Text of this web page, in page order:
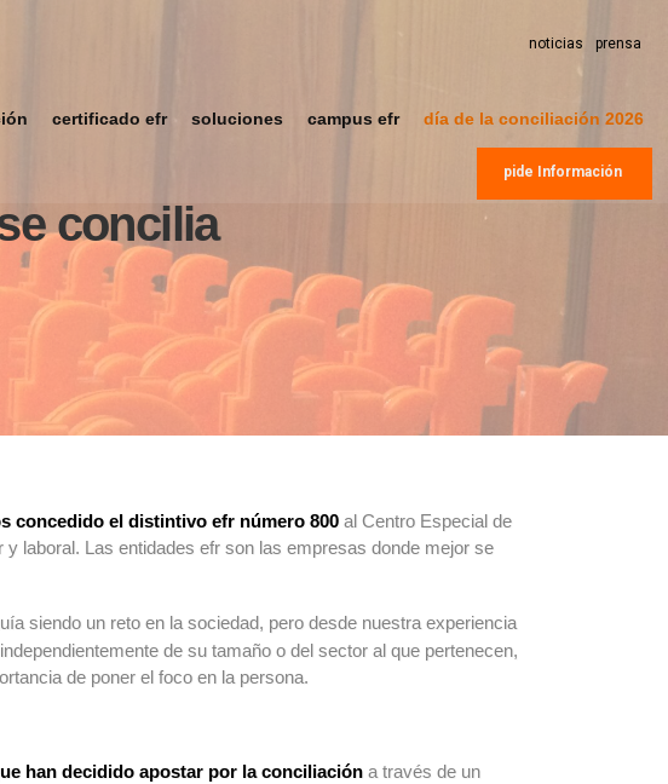
noticias prensa
certificado efr soluciones campus efr día de la conciliación 2026
pide Información
concilia
concedido el distintivo efr número 800 al Centro Especial de
laboral. Las entidades efr son las empresas donde mejor se
siendo un reto en la sociedad, pero desde nuestra experiencia
de su tamaño o del sector al que pertenecen,
de poner el foco en la persona.
han decidido apostar por la conciliación a través de un